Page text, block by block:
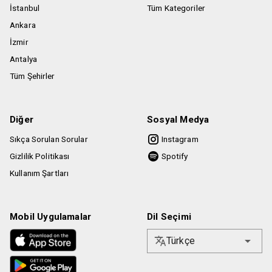
İstanbul
Ankara
İzmir
Antalya
Tüm Şehirler
Tüm Kategoriler
Diğer
Sıkça Sorulan Sorular
Gizlilik Politikası
Kullanım Şartları
Sosyal Medya
Instagram
Spotify
Mobil Uygulamalar Dil Seçimi
Türkçe